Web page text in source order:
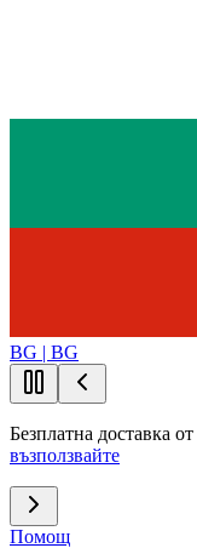
BG | BG
Безплатна доставка
възползвайте
Помощ